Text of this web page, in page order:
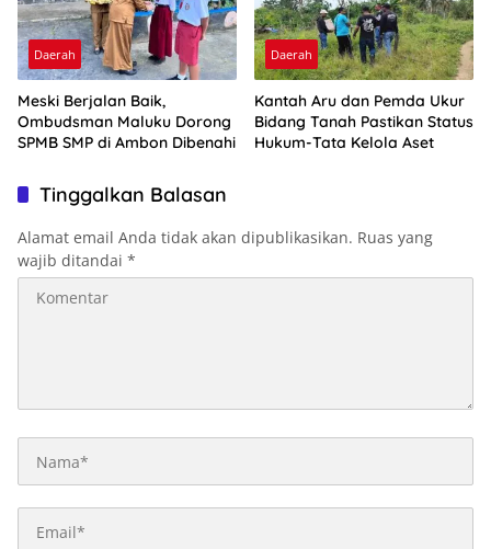
Daerah
Meski Berjalan Baik,
Ombudsman Maluku Dorong
SPMB SMP di Ambon Dibenahi
Daerah
Kantah Aru dan Pemda Ukur
Bidang Tanah Pastikan Status
Hukum-Tata Kelola Aset
Tinggalkan Balasan
Alamat email Anda tidak akan dipublikasikan. Ruas yang
wajib ditandai *